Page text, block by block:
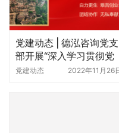
党建动态 | 德泓咨询党支
部开展“深入学习贯彻党
的二十大精神和习近平总
书记视察安阳重要讲话精
神”专题组织生活会
党建动态 2022年11月26日